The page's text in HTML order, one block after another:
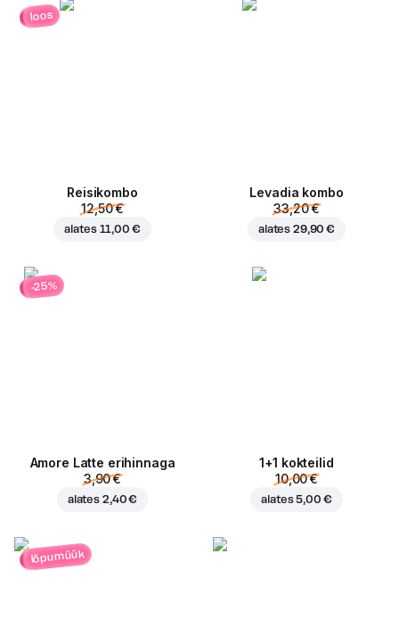
loos
Reisikombo
12,50 €
alates 11,00 €
Levadia kombo
33,20 €
alates 29,90 €
-25%
Amore Latte erihinnaga
3,90 €
alates 2,40 €
1+1 kokteilid
10,00 €
alates5,00 €
lõpumüük